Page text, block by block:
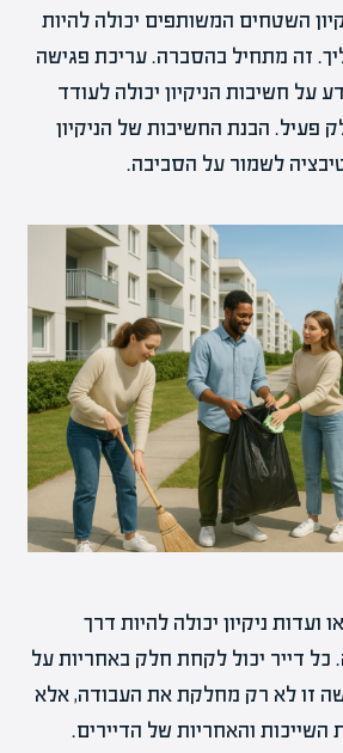
השטחים המשותפים יכולה להיות
זה מתחיל בהסברה. עריכת פגישה
על חשיבות הניקיון יכולה לעודד
פעיל. הבנת החשיבות של הניקיון
לשמור על הסביבה.
ועדות ניקיון יכולה להיות דרך
כל דייר יכול לקחת חלק באחריות על
זו לא רק מחלקת את העבודה, אלא
והאחריות של הדיירים.